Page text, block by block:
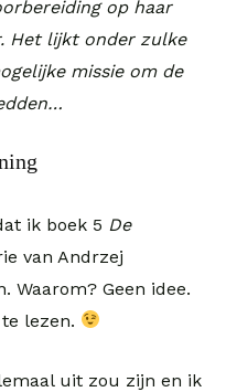
op haar
Het lijkt onder zulke
missie om de
ik boek 5 De
van Andrzej
Waarom? Geen idee.
lezen.
uit zou zijn en ik